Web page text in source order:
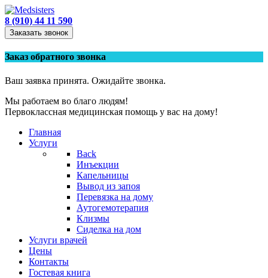
8 (910) 44 11 590
Заказать звонок
Заказ обратного звонка
Ваш заявка принята. Ожидайте звонка.
Мы работаем во благо людям!
Первоклассная медицинская помощь у вас на дому!
Главная
Услуги
Back
Инъекции
Капельницы
Вывод из запоя
Перевязка на дому
Аутогемотерапия
Клизмы
Сиделка на дом
Услуги врачей
Цены
Контакты
Гостевая книга